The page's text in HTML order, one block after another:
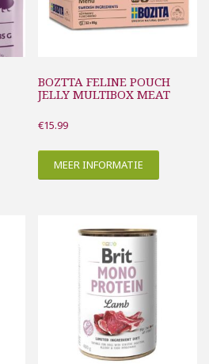
BOZTTA FELINE POUCH
JELLY MULTIBOX MEAT
€15.99
MEER INFORMATIE